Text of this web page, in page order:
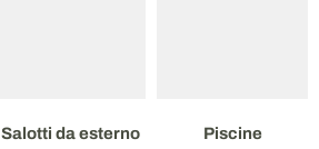
Salotti da esterno Piscine